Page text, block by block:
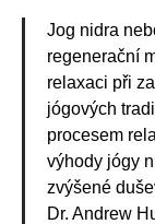
Jog nidra
regenerační
relaxaci při
jógových
procesem
výhody jógy
zvýšené
Dr. Andrew